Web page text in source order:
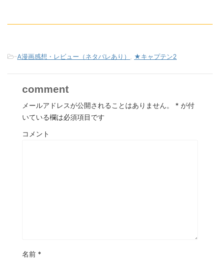
-A漫画感想・レビュー（ネタバレあり） ★キャプテン2
comment
メールアドレスが公開されることはありません。 * が付
いている欄は必須項目です
コメント
名前 *